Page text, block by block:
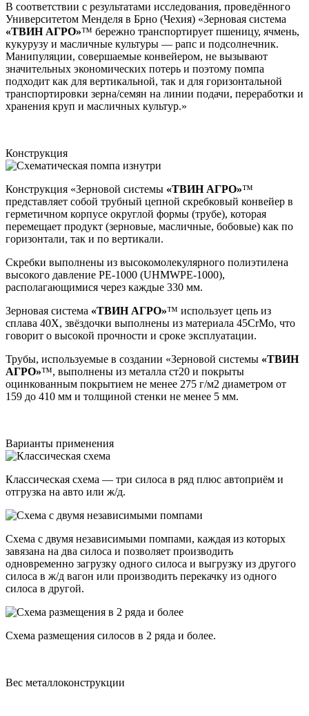
В соответствии с результатами исследования, проведённого
Университетом Менделя в Брно (Чехия) «Зерновая система
«ТВИН АГРО»™ бережно транспортирует пшеницу, ячмень,
кукурузу и масличные культуры — рапс и подсолнечник.
Манипуляции, совершаемые конвейером, не вызывают
значительных экономических потерь и поэтому помпа
подходит как для вертикальной, так и для горизонтальной
транспортировки зерна/семян на линии подачи, переработки и
хранения круп и масличных культур.»
Конструкция
Конструкция «Зерновой системы «ТВИН АГРО»™
представляет собой трубный цепной скребковый конвейер в
герметичном корпусе округлой формы (трубе), которая
перемещает продукт (зерновые, масличные, бобовые) как по
горизонтали, так и по вертикали.
Скребки выполнены из высокомолекулярного полиэтилена
высокого давление РЕ-1000 (UHMWPE-1000),
располагающимися через каждые 330 мм.
Зерновая система «ТВИН АГРО»™ использует цепь из
сплава 40Х, звёздочки выполнены из материала 45CrMo, что
говорит о высокой прочности и сроке эксплуатации.
Трубы, используемые в создании «Зерновой системы «ТВИН
АГРО»™, выполнены из металла ст20 и покрыты
оцинкованным покрытием не менее 275 г/м2 диаметром от
159 до 410 мм и толщиной стенки не менее 5 мм.
Варианты применения
Классическая схема — три силоса в ряд плюс автоприём и
отгрузка на авто или ж/д.
Схема с двумя независимыми помпами, каждая из которых
завязана на два силоса и позволяет производить
одновременно загрузку одного силоса и выгрузку из другого
силоса в ж/д вагон или производить перекачку из одного
силоса в другой.
Схема размещения силосов в 2 ряда и более.
Вес металлоконструкции